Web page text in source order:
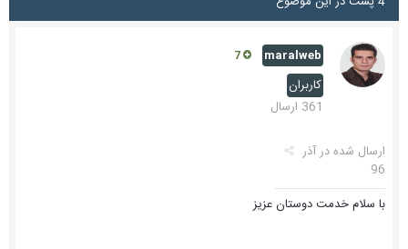
maralweb
کاربران
361 ارسال
ارسال شده درآذر
96
با سلام خدمت دوستان عزیز